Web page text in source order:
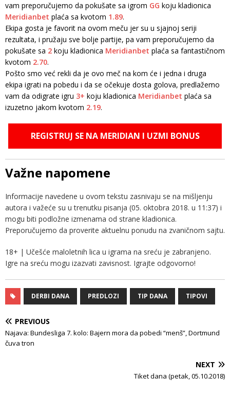
vam preporučujemo da pokušate sa igrom GG koju kladionica
Meridianbet plaća sa kvotom 1.89.
Ekipa gosta je favorit na ovom meču jer su u sjajnoj seriji
rezultata, i pružaju sve bolje partije, pa vam preporučujemo da
pokušate sa 2 koju kladionica Meridianbet plaća sa fantastičnom
kvotom 2.70.
Pošto smo već rekli da je ovo meč na kom će i jedna i druga
ekipa igrati na pobedu i da se očekuje dosta golova, predlažemo
vam da odigrate igru 3+ koju kladionica Meridianbet plaća sa
izuzetno jakom kvotom 2.19.
REGISTRUJ SE NA MERIDIAN I UZMI BONUS
Važne napomene
Informacije navedene u ovom tekstu zasnivaju se na mišljenju
autora i važeće su u trenutku pisanja (05. oktobra 2018. u 11:37) i
mogu biti podložne izmenama od strane kladionica.
Preporučujemo da proverite aktuelnu ponudu na zvaničnom sajtu.
18+ | Učešće maloletnih lica u igrama na sreću je zabranjeno.
Igre na sreću mogu izazvati zavisnost. Igrajte odgovorno!
DERBI DANA PREDLOZI TIP DANA TIPOVI
PREVIOUS
Najava: Bundesliga 7. kolo: Bajern mora da pobedi “menš”, Dortmund
čuva tron
NEXT
Tiket dana (petak, 05.10.2018)